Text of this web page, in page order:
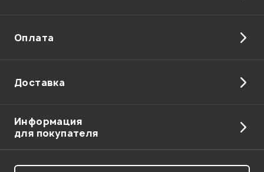
Оплата
Доставка
Информация
для покупателя